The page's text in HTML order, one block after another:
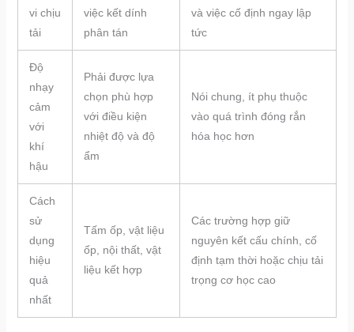
vi chịu
tải
việc kết dính
phân tán
và việc cố định ngay lập
tức
Độ
nhạy
cảm
với
khí
hậu
Phải được lựa
chọn phù hợp
với điều kiện
nhiệt độ và độ
ẩm
Nói chung, ít phụ thuộc
vào quá trình đóng rắn
hóa học hơn
Cách
sử
dụng
hiệu
quả
nhất
Tấm ốp, vật liệu
ốp, nội thất, vật
liệu kết hợp
Các trường hợp giữ
nguyên kết cấu chính, cố
định tạm thời hoặc chịu tải
trọng cơ học cao